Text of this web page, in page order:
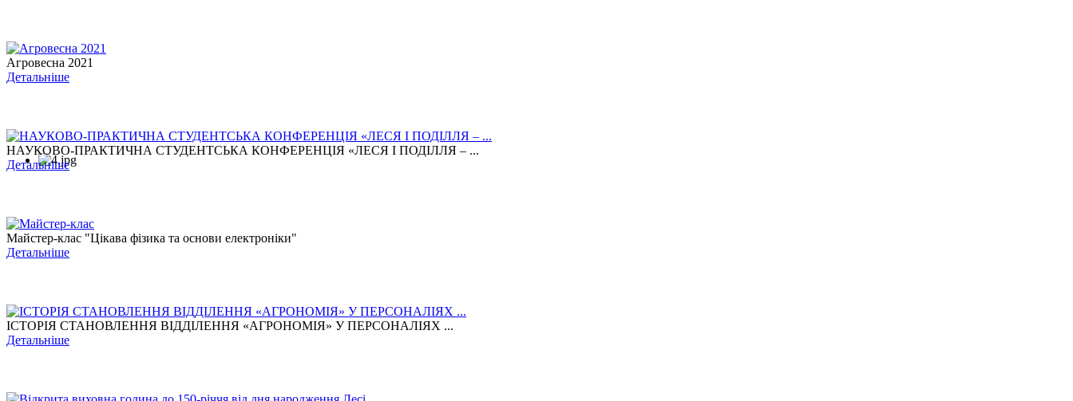
Агровесна 2021
Детальніше
НАУКОВО-ПРАКТИЧНА СТУДЕНТСЬКА КОНФЕРЕНЦІЯ «ЛЕСЯ І ПОДІЛЛЯ – ...
Детальніше
Майстер-клас "Цікава фізика та основи електроніки"
Детальніше
ІСТОРІЯ СТАНОВЛЕННЯ ВІДДІЛЕННЯ «АГРОНОМІЯ» У ПЕРСОНАЛІЯХ ...
Детальніше